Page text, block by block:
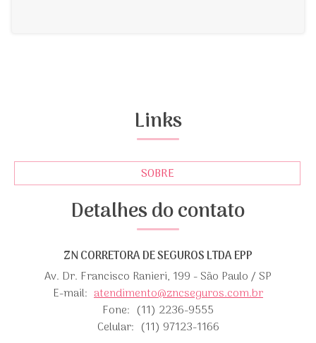
Links
SOBRE
Detalhes do contato
ZN CORRETORA DE SEGUROS LTDA EPP
Av. Dr. Francisco Ranieri, 199 - São Paulo / SP
E-mail: atendimento@zncseguros.com.br
Fone: (11) 2236-9555
Celular: (11) 97123-1166